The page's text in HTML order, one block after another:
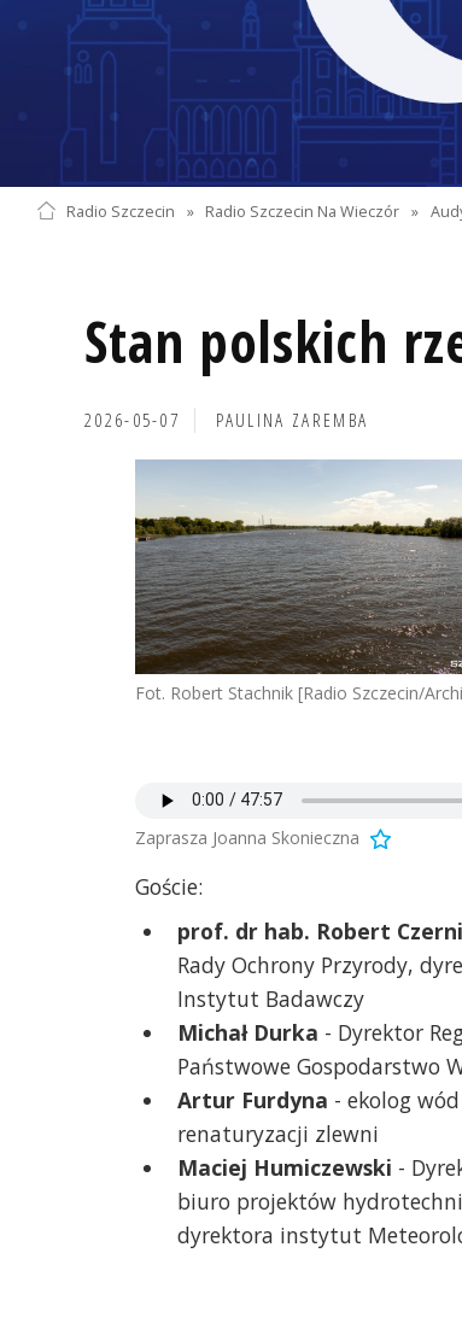
Radio Szczecin » Radio Szczecin Na Wieczór »
Stan polskich
2026-05-07 PAULINA ZAREMBA
Fot. Robert Stachnik [Radio Szczecin/
Zaprasza Joanna Skonieczna
Goście:
prof. dr hab. Robert
Rady Ochrony Przyrody,
Instytut Badawczy
Michał Durka - Dyrektor
Państwowe Gospodarstwo
Artur Furdyna - ekolog
renaturyzacji zlewni
Maciej Humiczewski -
biuro projektów
dyrektora instytut